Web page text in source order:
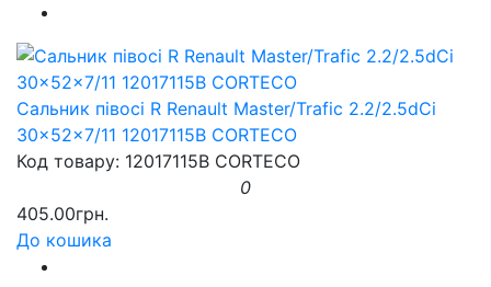
Сальник півосі R Renault Master/Trafic 2.2/2.5dCi
30x52x7/11 12017115B CORTECO
Код товару: 12017115B CORTECO
0
405.00грн.
До кошика